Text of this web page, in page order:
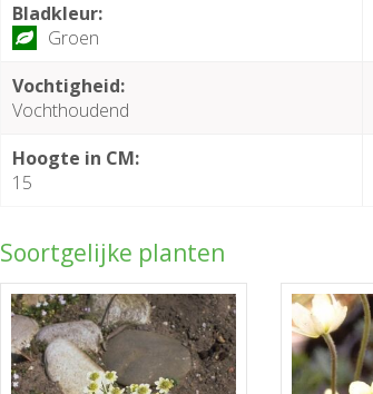
Bladkleur:
Groen
Vochtigheid:
Vochthoudend
Hoogte in CM:
15
Soortgelijke planten